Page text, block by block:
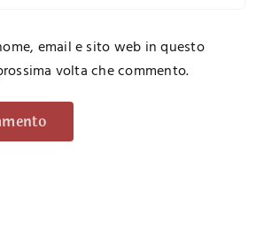
email e sito web in questo
volta che commento.